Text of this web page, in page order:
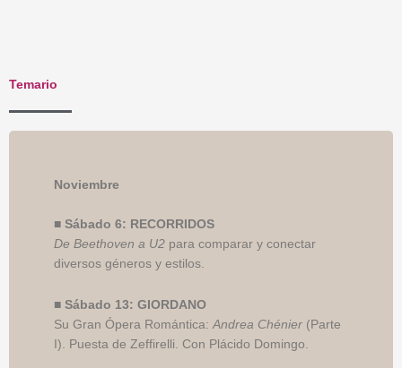
Temario
Noviembre
■ Sábado 6: RECORRIDOS
De Beethoven a U2 para comparar y conectar
diversos géneros y estilos.
■ Sábado 13: GIORDANO
Su Gran Ópera Romántica: Andrea Chénier (Parte
I). Puesta de Zeffirelli. Con Plácido Domingo.